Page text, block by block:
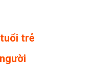
trẻ